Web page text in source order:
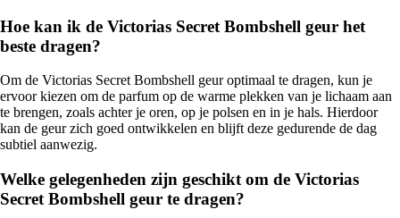
Hoe kan ik de Victorias Secret Bombshell geur het
beste dragen?
Om de Victorias Secret Bombshell geur optimaal te dragen, kun je
ervoor kiezen om de parfum op de warme plekken van je lichaam aan
te brengen, zoals achter je oren, op je polsen en in je hals. Hierdoor
kan de geur zich goed ontwikkelen en blijft deze gedurende de dag
subtiel aanwezig.
Welke gelegenheden zijn geschikt om de Victorias
Secret Bombshell geur te dragen?